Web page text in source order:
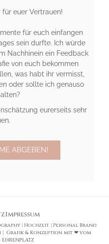
für euer Vertrauen!
für euch einfangen
sein durfte. Ich würde
Nachhinein ein Feedback
von euch bekommen
was habt ihr vermisst,
oder sollte ich genauso
eurerseits sehr
ABGEBEN!
Impressum
| Hochzeit | Personal Brand
| Grafik & Konzeption mit ❤ vom